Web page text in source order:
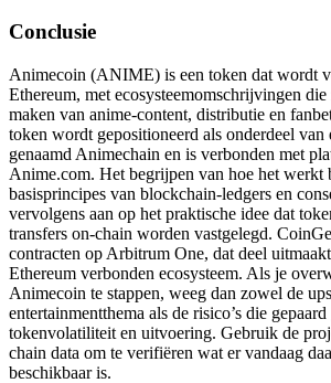
Conclusie
Animecoin (ANIME) is een token dat wordt
Ethereum, met ecosysteemomschrijvingen
maken van anime-content, distributie en
token wordt gepositioneerd als onderdeel van
genaamd Animechain en is verbonden met
Anime.com. Het begrijpen van hoe het werkt
basisprincipes van blockchain-ledgers en
vervolgens aan op het praktische idee dat
transfers on-chain worden vastgelegd.
contracten op Arbitrum One, dat deel
Ethereum verbonden ecosysteem. Als je
Animecoin te stappen, weeg dan zowel de
entertainmentthema als de risico’s die
tokenvolatiliteit en uitvoering. Gebruik de
chain data om te verifiëren wat er vandaag
beschikbaar is.